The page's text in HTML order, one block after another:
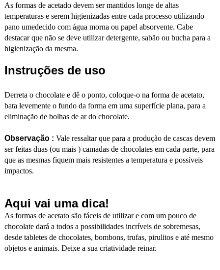
As formas de acetado devem ser mantidos longe de altas
temperaturas e serem higienizadas entre cada processo utilizando
pano umedecido com água morna ou papel absorvente. Cabe
destacar que não se deve utilizar detergente, sabão ou bucha para a
higienização da mesma.
Instruções de uso
Derreta o chocolate e dê o ponto, coloque-o na forma de acetato,
bata levemente o fundo da forma em uma superfície plana, para a
eliminação de bolhas de ar do chocolate.
Observação : Vale ressaltar que para a produção de cascas devem
ser feitas duas (ou mais ) camadas de chocolates em cada parte, para
que as mesmas fiquem mais resistentes a temperatura e possíveis
impactos.
Aqui vai uma dica!
As formas de acetato são fáceis de utilizar e com um pouco de
chocolate dará a todos a possibilidades incríveis de sobremesas,
desde tabletes de chocolates, bombons, trufas, pirulitos e até mesmo
objetos e animais. Deixe a sua criatividade reinar.